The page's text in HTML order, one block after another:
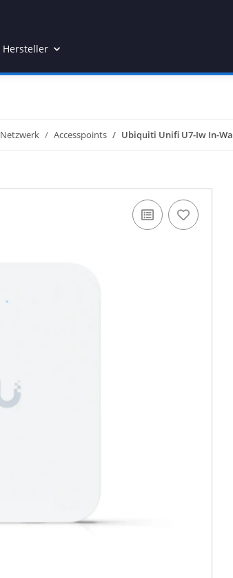
Hersteller
Netzwerk Accesspoints Ubiquiti Unifi U7-Iw In-